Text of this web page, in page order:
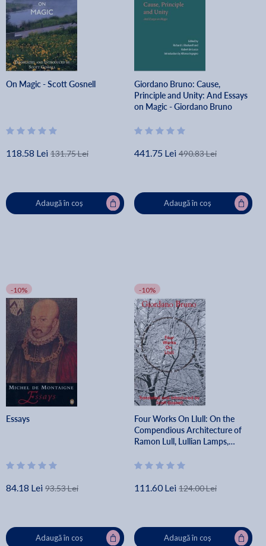
On Magic - Scott Gosnell
118.58 Lei 131.75 Lei
Adaugă în coș
Giordano Bruno: Cause,
Principle and Unity: And Essays
on Magic - Giordano Bruno
441.75 Lei 490.83 Lei
Adaugă în coș
-10%
Essays
84.18 Lei 93.53 Lei
Adaugă în coș
-10%
Four Works On Llull: On the
Compendious Architecture of
Ramon Lull, Lullian Lamps,
Animadversions - Scott Gosnell
111.60 Lei 124.00 Lei
Adaugă în coș